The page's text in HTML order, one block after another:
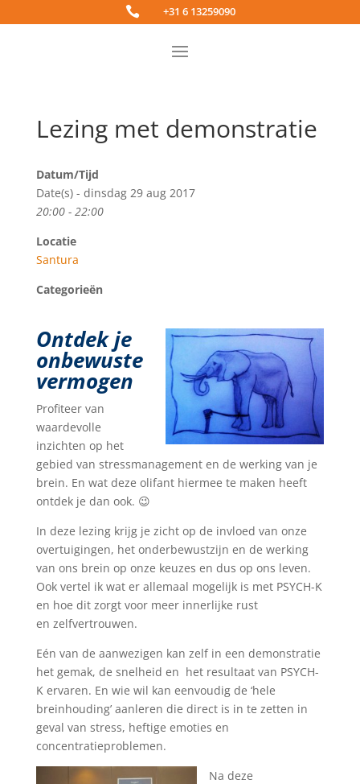
 +31 6 13259090
Lezing met demonstratie
Datum/Tijd
Date(s) - dinsdag 29 aug 2017
20:00 - 22:00
Locatie
Santura
Categorieën
Ontdek je
onbewuste
vermogen
Profiteer van
waardevolle
inzichten op het
gebied van stressmanagement en de werking van je
brein. En wat deze olifant hiermee te maken heeft
ontdek je dan ook. 😉
In deze lezing krijg je zicht op de invloed van onze
overtuigingen, het onderbewustzijn en de werking
van ons brein op onze keuzes en dus op ons leven.
Ook vertel ik wat er allemaal mogelijk is met PSYCH-K
en hoe dit zorgt voor meer innerlijke rust
en zelfvertrouwen.
Eén van de aanwezigen kan zelf in een demonstratie
het gemak, de snelheid en het resultaat van PSYCH-
K ervaren. En wie wil kan eenvoudig de ‘hele
breinhouding’ aanleren die direct is in te zetten in
geval van stress, heftige emoties en
concentratieproblemen.
Na deze